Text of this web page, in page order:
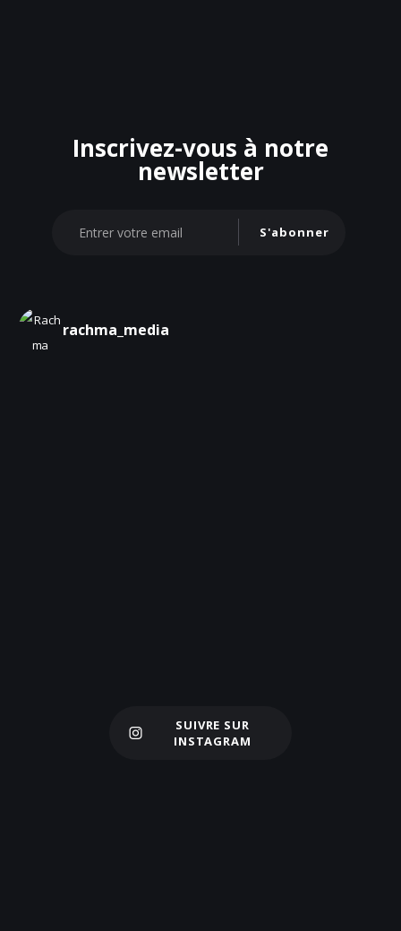
Inscrivez-vous à notre
newsletter
S'abonner
rachma_media
Charger plus
SUIVRE SUR
INSTAGRAM